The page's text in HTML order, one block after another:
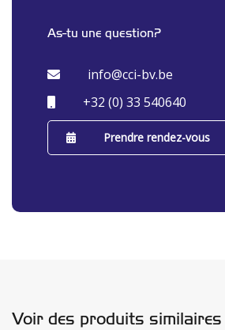
As-tu une question?
info@cci-bv.be
+32 (0) 33 540640
Prendre rendez-vous
Voir des produits similaires